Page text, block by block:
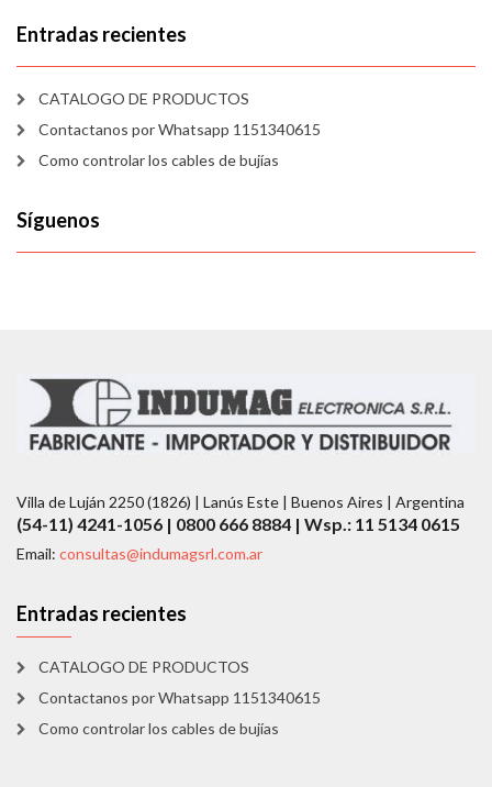
Entradas recientes
CATALOGO DE PRODUCTOS
Contactanos por Whatsapp 1151340615
Como controlar los cables de bujías
Síguenos
Villa de Luján 2250 (1826) | Lanús Este | Buenos Aires | Argentina
(54-11) 4241-1056 | 0800 666 8884 | Wsp.: 11 5134 0615
Email: consultas@indumagsrl.com.ar
Entradas recientes
CATALOGO DE PRODUCTOS
Contactanos por Whatsapp 1151340615
Como controlar los cables de bujías